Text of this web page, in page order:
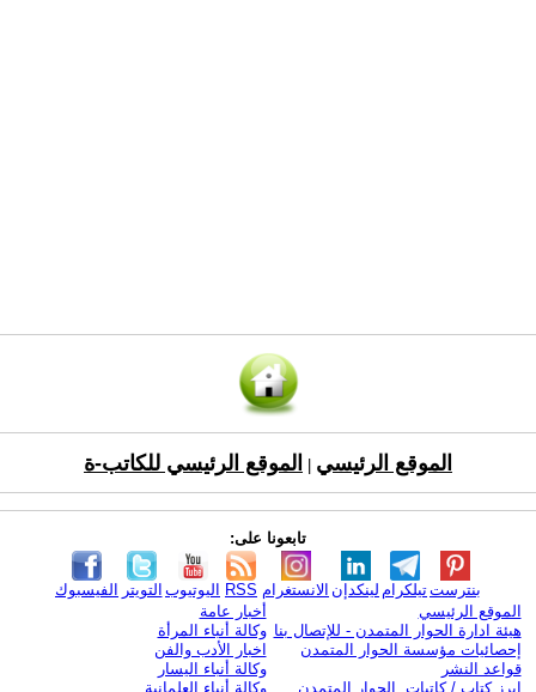
الموقع الرئيسي الموقع الرئيسي للكاتب-ة
تابعونا على:
الفيسبوك التويتر اليوتيوب RSS الانستغرام لينكدإن تيلكرامبنترست
الموقع الرئيسي
هيئة ادارة الحوار المتمدن - للإتصال بنا
إحصائيات مؤسسة الحوار المتمدن
قواعد النشر
ابرز كتاب / كاتبات الحوار المتمدن
أخبار عامة
وكالة أنباء المرأة
اخبار الأدب والفن
وكالة أنباء اليسار
وكالة أنباء العلمانية